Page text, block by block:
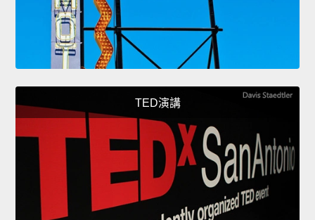
TED演講